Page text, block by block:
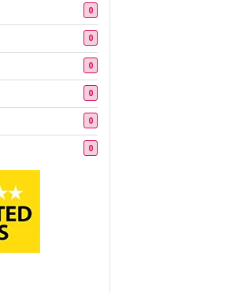
0
0
0
0
0
0